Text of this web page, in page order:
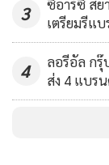
3
ซีอาร์ซี สย
เตรียมรีแ
4
ลอรีอัล กรุ๊
ส่ง 4 แบร